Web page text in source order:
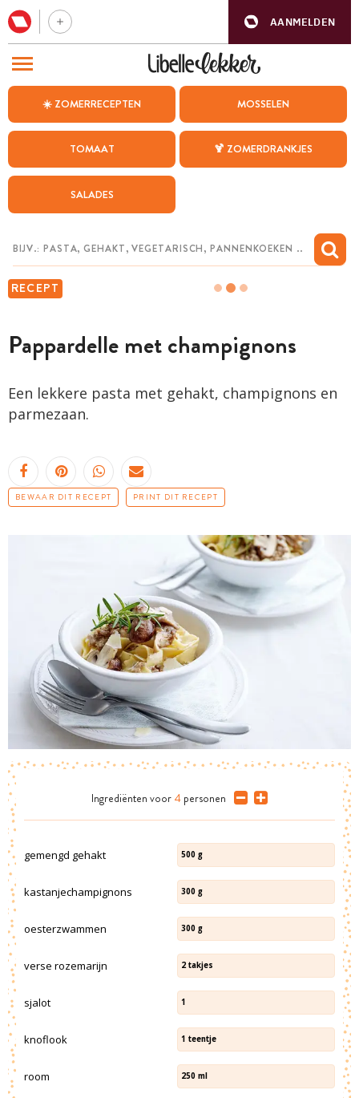
AANMELDEN
☀️ ZOMERRECEPTEN MOSSELEN
TOMAAT 🍹 ZOMERDRANKJES
SALADES
RECEPT
Pappardelle met champignons
Een lekkere pasta met gehakt, champignons en
parmezaan.
BEWAAR DIT RECEPT PRINT DIT RECEPT
Ingrediënten voor 4 personen
gemengd gehakt 500 g
kastanjechampignons 300 g
oesterzwammen 300 g
verse rozemarijn 2 takjes
sjalot 1
knoflook 1 teentje
room 250 ml
BEZOEK ONZE ANDERE WEBSITES
WEEKMENU
CHAT MET MAIA
MIJN BEWAARDE RECEPTEN